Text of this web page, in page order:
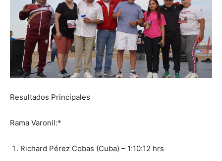
Resultados Principales
Rama Varonil:*
Richard Pérez Cobas (Cuba) – 1:10:12 hrs